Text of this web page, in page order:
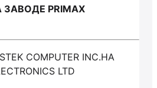
ЗАВОДЕ PRIMAX
COMPUTER INC.НА
LTD